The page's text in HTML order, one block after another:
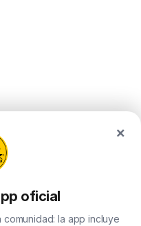
×
oficial
comunidad: la app incluye